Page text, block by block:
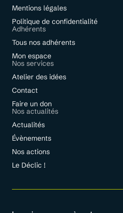
Mentions légales
Politique de confidentialité
Adhérents
Tous nos adhérents
Mon espace
Nos services
Atelier des idées
Contact
Faire un don
Nos actualités
Actualités
Évènements
Nos actions
Le Déclic !